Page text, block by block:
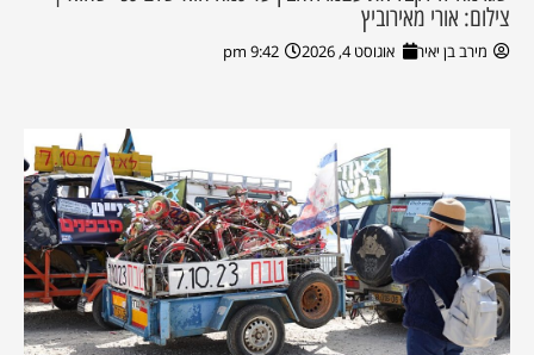
צילום: אורי מאירוביץ
מירב בן יאיר אוגוסט 4, 2026 9:42 pm